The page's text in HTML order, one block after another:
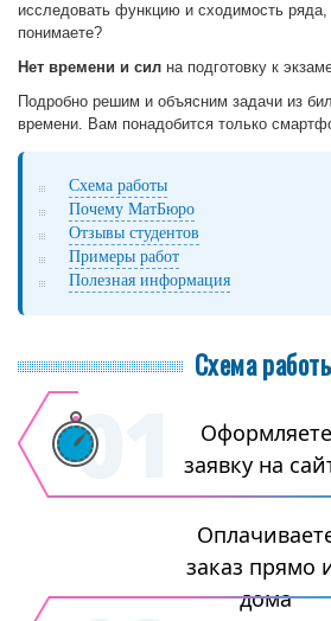
исследовать функцию и сходимость ряда,
понимаете?
Нет времени и сил на подготовку к
Подробно решим и объясним задачи из
времени. Вам понадобится только
Схема работы
Почему МатБюро
Отзывы студентов
Примеры работ
Полезная информация
Схема
Оформляете
заявку на
заказ прямо
дома